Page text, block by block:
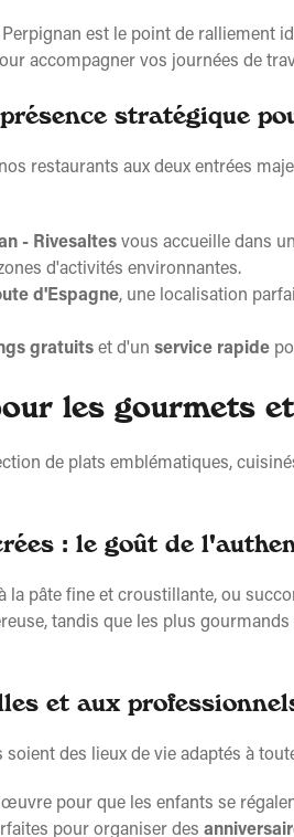
est le point de ralliement
accompagner vos journées de
stratégique
restaurants aux deux entrées
- Rivesaltes vous accueille dans
d'activités environnantes.
d'Espagne, une localisation
gratuits et d'un service rapide
les gourmets
de plats emblématiques,
: le goût de
la pâte fine et croustillante, ou
tandis que les plus
et aux
des lieux de vie adaptés à
pour que les enfants se
pour organiser des